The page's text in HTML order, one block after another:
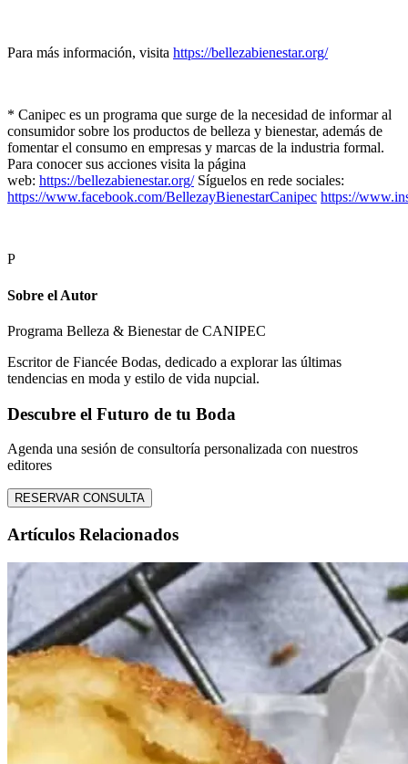
Para más información, visita https://bellezabienestar.org/
* Canipec es un programa que surge de la necesidad de informar al
consumidor sobre los productos de belleza y bienestar, además de
fomentar el consumo en empresas y marcas de la industria formal.
Para conocer sus acciones visita la página
web: https://bellezabienestar.org/Síguelos en rede sociales:
https://www.facebook.com/BellezayBienestarCanipec https://
P
Sobre el Autor
Programa Belleza & Bienestar de CANIPEC
Escritor de Fiancée Bodas, dedicado a explorar las últimas
tendencias en moda y estilo de vida nupcial.
Descubre el Futuro de tu Boda
Agenda una sesión de consultoría personalizada con nuestros
editores
RESERVAR CONSULTA
Artículos Relacionados